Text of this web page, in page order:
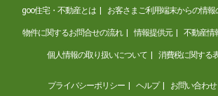
goo住宅・不動産とは お客さまご利用端末からの情
物件に関するお問合せの流れ 情報提供元 不動産情
個人情報の取り扱いについて 消費税に関する
プライバシーポリシー ヘルプ お問い合わせ